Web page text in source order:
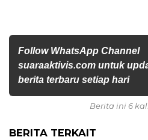
Follow WhatsApp Channel
suaraaktivis.com untuk
berita terbaru setiap hari
Berita ini 6
BERITA TERKAIT